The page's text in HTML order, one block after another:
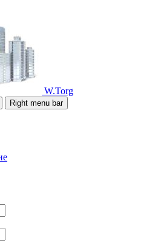
W.Torg
Right menu bar